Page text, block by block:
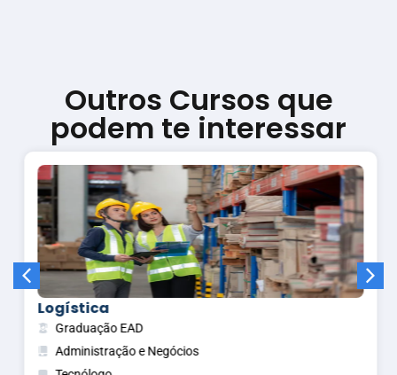
Outros Cursos que
podem te interessar
Logística
Graduação EAD
Administração e Negócios